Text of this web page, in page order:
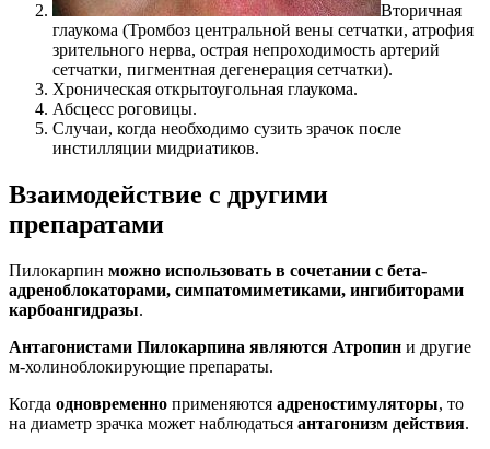
Вторичная
глаукома (Тромбоз центральной вены сетчатки, атрофия
зрительного нерва, острая непроходимость артерий
сетчатки, пигментная дегенерация сетчатки).
Хроническая открытоугольная глаукома.
Абсцесс роговицы.
Случаи, когда необходимо сузить зрачок после
инстилляции мидриатиков.
Взаимодействие с другими
препаратами
Пилокарпин можно использовать в сочетании с бета-
адреноблокаторами, симпатомиметиками, ингибиторами
карбоангидразы.
Антагонистами Пилокарпина являются Атропин и другие
м-холиноблокирующие препараты.
Когда одновременно применяются адреностимуляторы, то
на диаметр зрачка может наблюдаться антагонизм действия.